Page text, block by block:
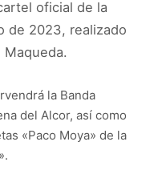
oficial de la
de 2023, realizado
Maqueda.
la Banda
del Alcor, así como
«Paco Moya» de la